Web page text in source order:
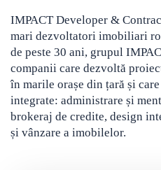
IMPACT Developer &
mari dezvoltatori imobiliari
de peste 30 ani, grupul
companii care dezvoltă
în marile orașe din țară și
integrate: administrare și
brokeraj de credite, design
și vânzare a imobilelor.